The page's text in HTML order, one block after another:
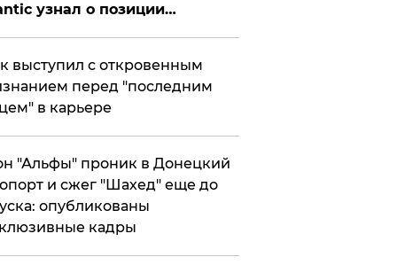
узнал о позиции
выступил с откровенным
перед "последним
в карьере
"Альфы" проник в Донецкий
и сжег "Шахед" еще до
опубликованы
кадры